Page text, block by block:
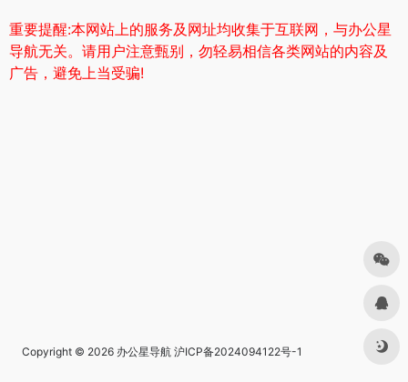
重要提醒:本网站上的服务及网址均收集于互联网，与办公星
导航无关。请用户注意甄别，勿轻易相信各类网站的内容及
广告，避免上当受骗!
Copyright © 2026 办公星导航 沪ICP备2024094122号-1